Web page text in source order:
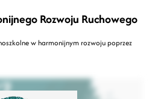
Rozwoju Ruchowego
w harmonijnym rozwoju poprzez